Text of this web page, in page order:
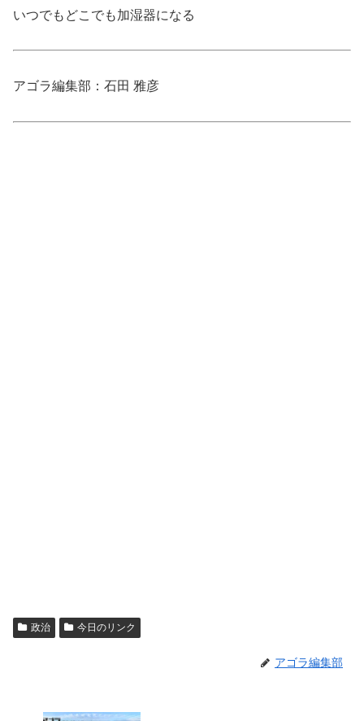
いつでもどこでも加湿器になる
アゴラ編集部：石田 雅彦
政治 今日のリンク
アゴラ編集部